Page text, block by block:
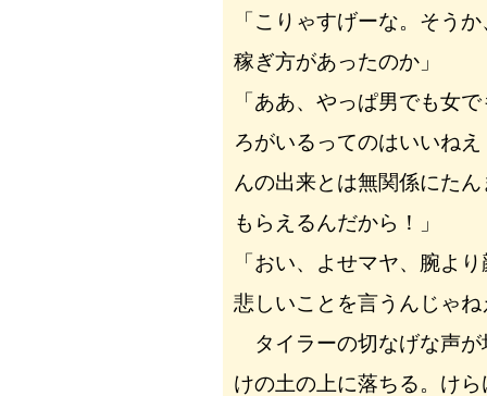
「こりゃすげーな。そう
稼ぎ方があったのか」
「ああ、やっぱ男でも女
ろがいるってのはいいね
んの出来とは無関係にた
もらえるんだから！」
「おい、よせマヤ、腕よ
悲しいことを言うんじゃね
タイラーの切なげな声が
けの土の上に落ちる。け